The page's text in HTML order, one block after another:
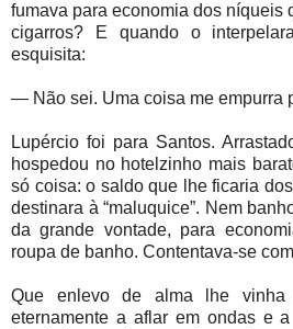
fumava para economia dos níqueis
cigarros? E quando o
esquisita:
— Não sei. Uma coisa me empurra
Lupércio foi para Santos.
hospedou no hotelzinho mais
só coisa: o saldo que lhe ficaria
destinara à “maluquice”. Nem
da grande vontade, para
roupa de banho. Contentava-se
Que enlevo de alma lhe vinha
eternamente a aflar em ondas e